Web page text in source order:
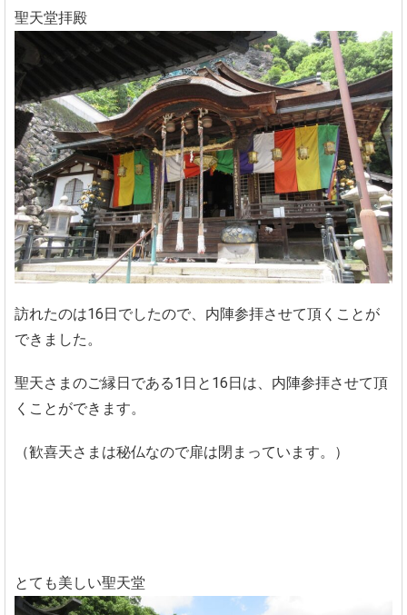
聖天堂拝殿
訪れたのは16日でしたので、内陣参拝させて頂くことが
できました。
聖天さまのご縁日である1日と16日は、内陣参拝させて頂
くことができます。
（歓喜天さまは秘仏なので扉は閉まっています。）
とても美しい聖天堂